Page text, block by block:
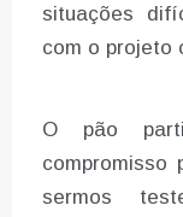
situações
com o projeto
O pão
sermos